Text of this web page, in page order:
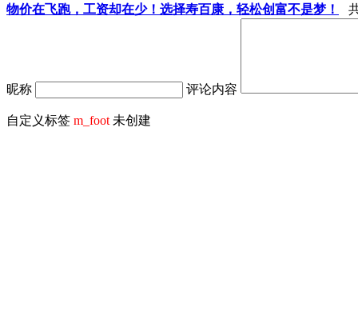
物价在飞跑，工资却在少！选择寿百康，轻松创富不是梦！
昵称 评论内容
自定义标签 m_foot 未创建